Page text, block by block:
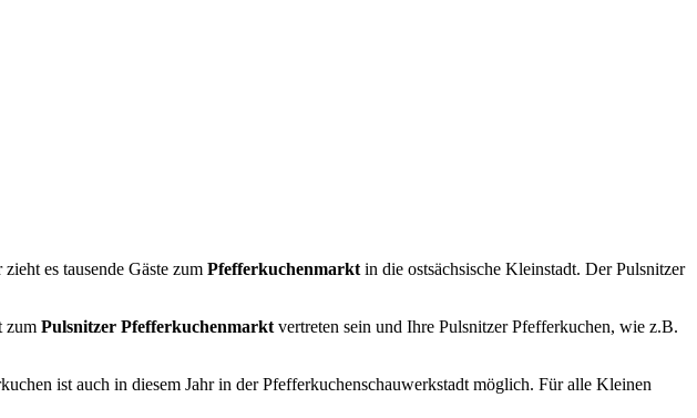
es tausende Gäste zum Pfefferkuchenmarkt in die ostsächsische Kleinstadt. Der Pulsnitzer
zum Pulsnitzer Pfefferkuchenmarkt vertreten sein und Ihre Pulsnitzer Pfefferkuchen, wie z.B.
ist auch in diesem Jahr in der Pfefferkuchenschauwerkstadt möglich. Für alle Kleinen